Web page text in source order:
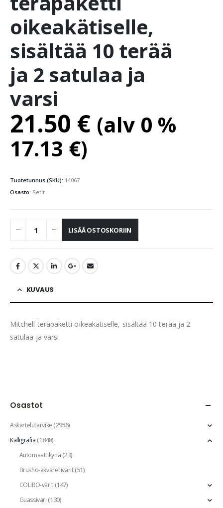
oikeakätiselle,
sisältää 10 terää
ja 2 satulaa ja
varsi
21.50 € (alv 0 %
17.13 €)
Tuotetunnus (SKU): 14067
Osasto: Setit
LISÄÄ OSTOSKORIIN
KUVAUS
Mitchell teräpaketti oikeakätiselle, sisältää 10 terää ja 2
satulaa ja varsi
Osastot
Askartelutarvike(2956)
Kalligrafia(1848)
Automaattikynä(23)
Brusho-akvarellivärit(51)
COLIRO-värit(147)
Guassiväri(130)